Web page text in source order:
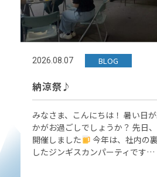
2026.08.07 BLOG
納涼祭♪
みなさま、こんにちは！ 暑い日
かがお過ごしでしょうか？ 先日
開催しました
今年は、社内の
したジンギスカンパーティです…